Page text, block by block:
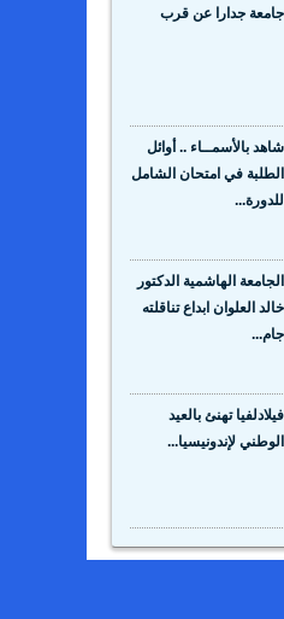
جامعة جدارا عن قرب
شاهد بالأسمــاء .. أوائل
الطلبة في امتحان الشامل
للدورة...
الجامعة الهاشمية الدكتور
خالد العلوان ابداع تناقلته
جام...
فيلادلفيا تهنئ بالعيد
الوطني لإندونيسيا...